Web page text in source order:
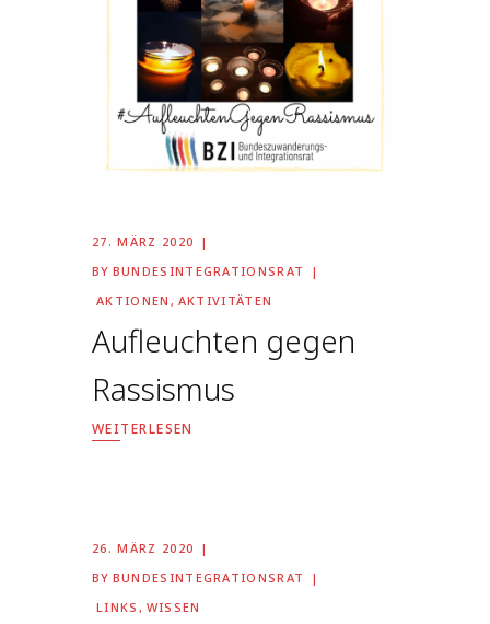
27. MÄRZ 2020
BY BUNDESINTEGRATIONSRAT
AKTIONEN , AKTIVITÄTEN
Aufleuchten gegen
Rassismus
WEITERLESEN
26. MÄRZ 2020
BY BUNDESINTEGRATIONSRAT
LINKS , WISSEN